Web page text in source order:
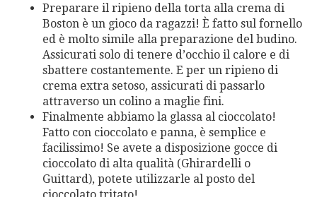
Preparare il ripieno della torta alla crema di
Boston è un gioco da ragazzi! È fatto sul fornello
ed è molto simile alla preparazione del budino.
Assicurati solo di tenere d’occhio il calore e di
sbattere costantemente. E per un ripieno di
crema extra setoso, assicurati di passarlo
attraverso un colino a maglie fini.
Finalmente abbiamo la glassa al cioccolato!
Fatto con cioccolato e panna, è semplice e
facilissimo! Se avete a disposizione gocce di
cioccolato di alta qualità (Ghirardelli o
Guittard), potete utilizzarle al posto del
cioccolato tritato!